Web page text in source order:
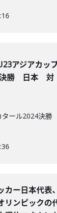
アジアカッ
勝 日本 対
タール2024
カー日本代表
リンピックの